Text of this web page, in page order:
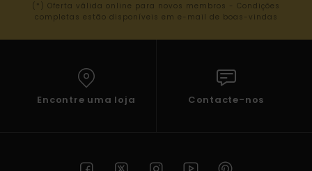
(*) Oferta válida online para novos membros - Condições
completas estão disponíveis em e-mail de boas-vindas
Encontre uma loja Contacte-nos